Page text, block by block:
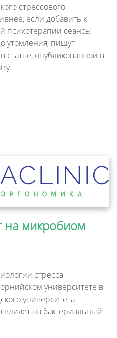
стрессового
если добавить к
психотерапии сеансы
утомления, пишут
статье, опубликованной в
на микробиом
стресса
университете в
университета
влияет на бактериальный